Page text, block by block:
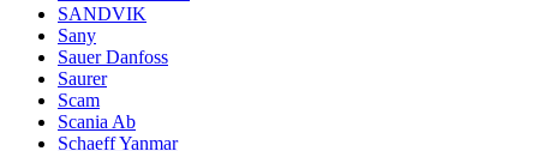
SANDVIK
Sany
Sauer Danfoss
Saurer
Scam
Scania Ab
Schaeff Yanmar